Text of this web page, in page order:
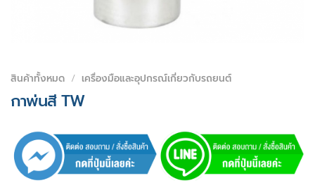
สินค้าทั้งหมด / เครื่องมือและอุปกรณ์เกี่ยวกับรถยนต์
กาพ่นสี TW